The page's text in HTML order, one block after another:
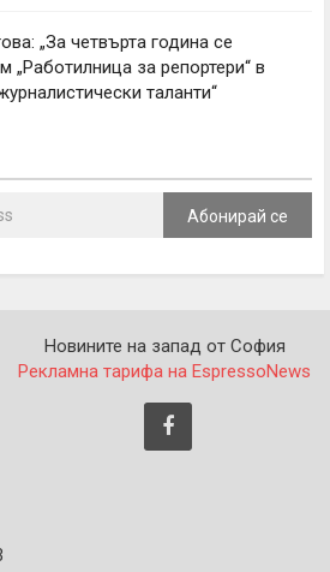
„За четвърта година се
за репортери“ в
таланти“
Абонирай се
Новините на запад от София
Рекламна тарифа на EspressoNews